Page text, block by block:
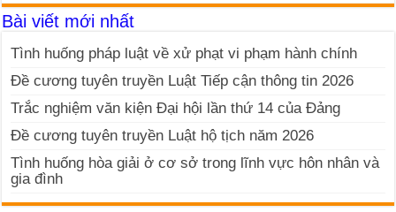
Bài viết mới nhất
Tình huống pháp luật về xử phạt vi phạm hành chính
Đề cương tuyên truyền Luật Tiếp cận thông tin 2026
Trắc nghiệm văn kiện Đại hội lần thứ 14 của Đảng
Đề cương tuyên truyền Luật hộ tịch năm 2026
Tình huống hòa giải ở cơ sở trong lĩnh vực hôn nhân và
gia đình